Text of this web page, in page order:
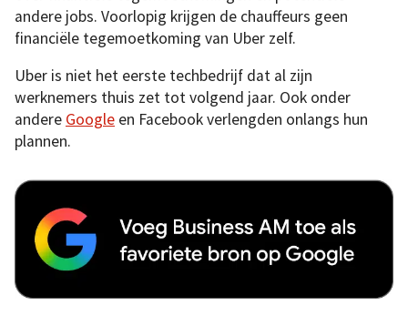
andere jobs. Voorlopig krijgen de chauffeurs geen
financiële tegemoetkoming van Uber zelf.
Uber is niet het eerste techbedrijf dat al zijn
werknemers thuis zet tot volgend jaar. Ook onder
andere Google en Facebook verlengden onlangs hun
plannen.